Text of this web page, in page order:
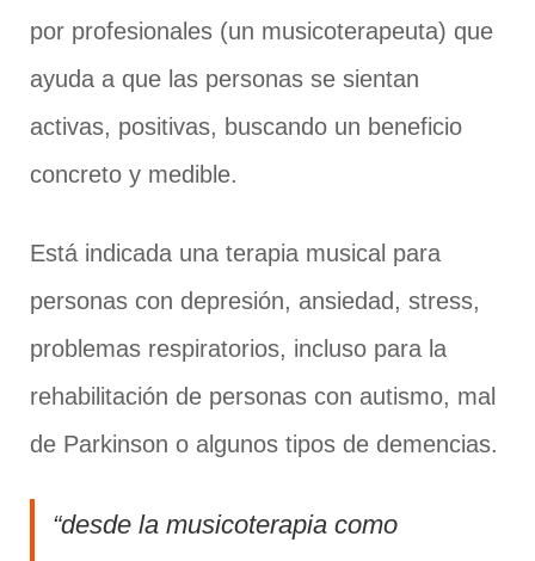
por profesionales (un musicoterapeuta) que
ayuda a que las personas se sientan
activas, positivas, buscando un beneficio
concreto y medible.
Está indicada una terapia musical para
personas con depresión, ansiedad, stress,
problemas respiratorios, incluso para la
rehabilitación de personas con autismo, mal
de Parkinson o algunos tipos de demencias.
“desde la musicoterapia como